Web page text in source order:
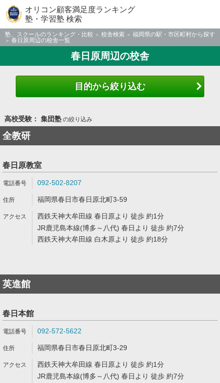
オリコン顧客満足度ランキング
塾・学習塾 検索
塾、スクールのランキング・比較 校舎検索
福岡県の駅・市区町村から探す
春日原周辺の校舎一覧
春日原周辺の校舎
目的から絞り込む
高校受験： 集団塾の絞り込み
全教研
春日原教室
092-502-8207
福岡県春日市春日原北町3-59
西鉄天神大牟田線 春日原より 徒歩 約1分
JR鹿児島本線(博多～八代) 春日より 徒歩 約7分
西鉄天神大牟田線 白木原より 徒歩 約18分
英進館
春日本館
092-572-5622
福岡県春日市春日原北町3-29
西鉄天神大牟田線 春日原より 徒歩 約1分
JR鹿児島本線(博多～八代) 春日より 徒歩 約7分